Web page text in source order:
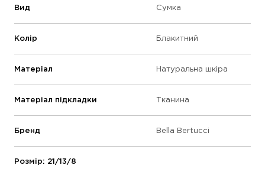
Вид Сумка
Колір Блакитний
Матеріал Натуральна шкіра
Матеріал підкладки Тканина
Бренд Bella Bertucci
Розмір: 21/13/8